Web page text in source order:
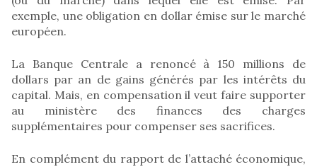
exemple, une obligation en dollar émise sur le marché
européen.
La Banque Centrale a renoncé à 150 millions de
dollars par an de gains générés par les intérêts du
capital. Mais, en compensation il veut faire supporter
au ministère des finances des charges
supplémentaires pour compenser ses sacrifices.
En complément du rapport de l’attaché économique,